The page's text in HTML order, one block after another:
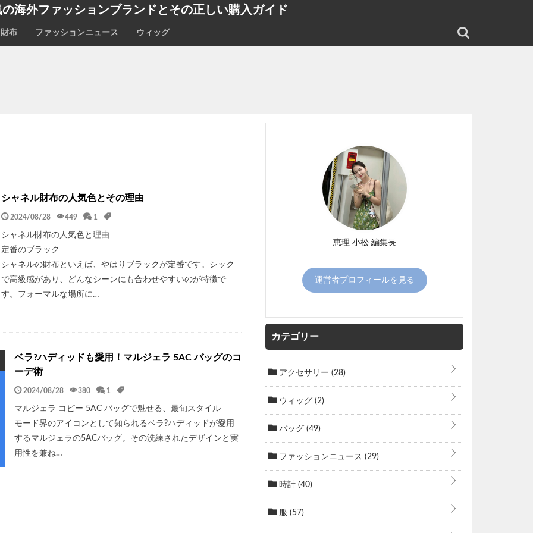
海外ファッションブランドとその正しい購入ガイド
財布 ファッションニュース ウィッグ
シャネル財布の人気色とその理由
2024/08/28 449 1
シャネル財布の人気色と理由
定番のブラック
シャネルの財布といえば、やはりブラックが定番です。シック
で高級感があり、どんなシーンにも合わせやすいのが特徴で
す。フォーマルな場所に…
ベラ?ハディッドも愛用！マルジェラ 5AC バッグのコ
ーデ術
2024/08/28 380 1
マルジェラ コピー 5AC バッグで魅せる、最旬スタイル
モード界のアイコンとして知られるベラ?ハディッドが愛用
するマルジェラの5ACバッグ。その洗練されたデザインと実
用性を兼ね…
恵理 小松 編集長
運営者プロフィールを見る
カテゴリー
アクセサリー (28)
ウィッグ (2)
バッグ (49)
ファッションニュース (29)
時計 (40)
服 (57)